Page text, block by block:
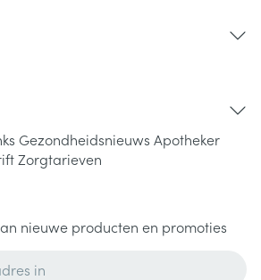
Gezondheidsnieuws Apotheker
Zorgtarieven
nieuwe producten en promoties